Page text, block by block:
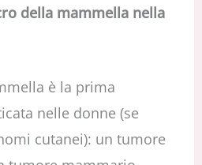
della mammella nella
è la prima
nelle donne (se
cutanei): un tumore